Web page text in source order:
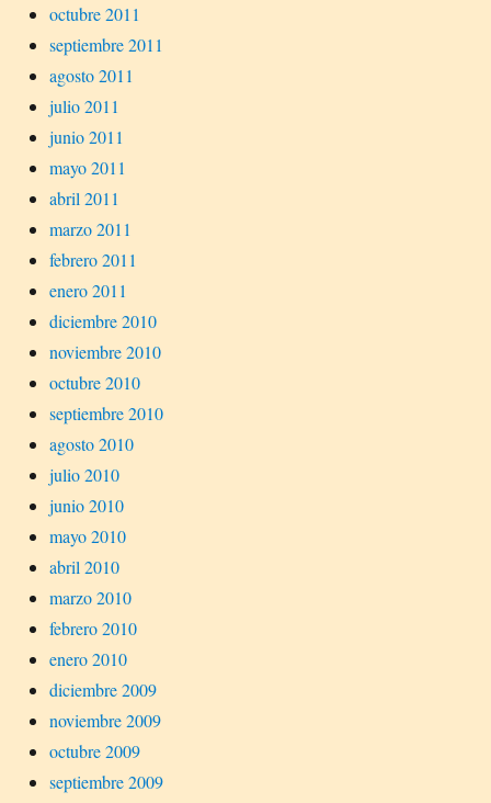
octubre 2011
septiembre 2011
agosto 2011
julio 2011
junio 2011
mayo 2011
abril 2011
marzo 2011
febrero 2011
enero 2011
diciembre 2010
noviembre 2010
octubre 2010
septiembre 2010
agosto 2010
julio 2010
junio 2010
mayo 2010
abril 2010
marzo 2010
febrero 2010
enero 2010
diciembre 2009
noviembre 2009
octubre 2009
septiembre 2009